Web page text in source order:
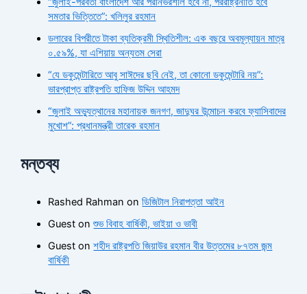
সমতার ভিত্তিতে”: খলিলুর রহমান
ডলারের বিপরীতে টাকা ব্যতিক্রমী স্থিতিশীল: এক বছরে অবমূল্যায়ন মাত্র
০.৫৯%, যা এশিয়ায় অন্যতম সেরা
“যে ডকুমেন্টারিতে আবু সাঈদের ছবি নেই, তা কোনো ডকুমেন্টারি নয়”:
ভারপ্রাপ্ত রাষ্ট্রপতি হাফিজ উদ্দিন আহমদ
“জুলাই অভ্যুত্থানের মহানায়ক জনগণ, জাদুঘর উন্মোচন করবে ফ্যাসিবাদের
মুখোশ”: প্রধানমন্ত্রী তারেক রহমান
মন্তব্য
Rashed Rahman onডিজিটাল নিরাপত্তা আইন
Guest onশুভ বিবাহ বার্ষিকী, ভাইয়া ও ভাবী
Guest onশহীদ রাষ্ট্রপতি জিয়াউর রহমান বীর উত্তমের ৮৭তম জন্ম
বার্ষিকী